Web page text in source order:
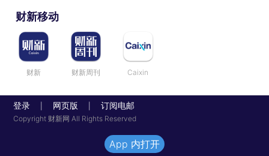
财新移动
财新 财新周刊 Caixin
登录 网页版 订阅电邮
Copyright 财新网 All Rights Reserved
App 内打开